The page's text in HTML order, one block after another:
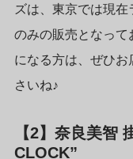
ズは、東京では現
のみの販売となって
になる方は、ぜひ
さいね♪
【2】奈良美智
CLOCK”